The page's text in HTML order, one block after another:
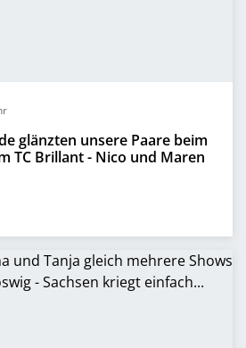
glänzten unsere Paare beim
TC Brillant - Nico und Maren